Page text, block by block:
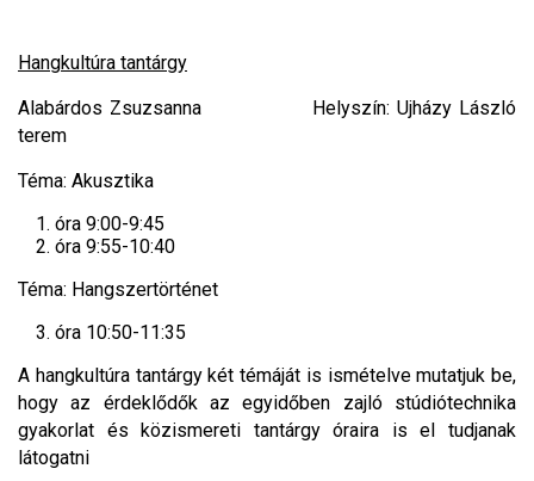
Hangkultúra tantárgy
Alabárdos Zsuzsanna Helyszín: Ujházy László
terem
Téma: Akusztika
óra 9:00-9:45
óra 9:55-10:40
Téma: Hangszertörténet
óra 10:50-11:35
A hangkultúra tantárgy két témáját is ismételve mutatjuk be,
hogy az érdeklődők az egyidőben zajló stúdiótechnika
gyakorlat és közismereti tantárgy óraira is el tudjanak
látogatni